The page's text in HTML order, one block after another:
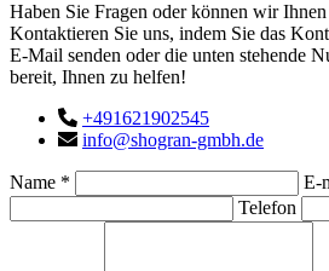
Haben Sie Fragen oder können wir
Kontaktieren Sie uns, indem Sie das
E-Mail senden oder die unten stehende
bereit, Ihnen zu helfen!
+491621902545
info@shogran-gmbh.de
Name *
E-
Telefon